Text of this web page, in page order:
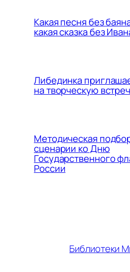
Какая песня без
какая сказка без
Либединка
на творческую
Методическая
сценарии ко Дню
Государственного
России
Библиотеки